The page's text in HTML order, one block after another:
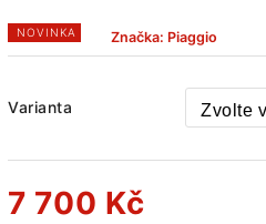
NOVINKA Značka: Piaggio
Varianta
7 700 Kč